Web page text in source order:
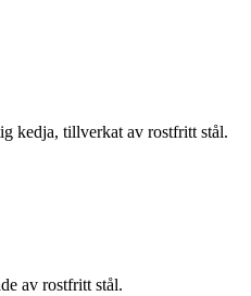
kedja, tillverkat av rostfritt stål.
av rostfritt stål.